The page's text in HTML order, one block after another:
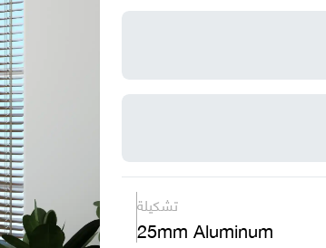
تشكيلة
25mm Aluminum